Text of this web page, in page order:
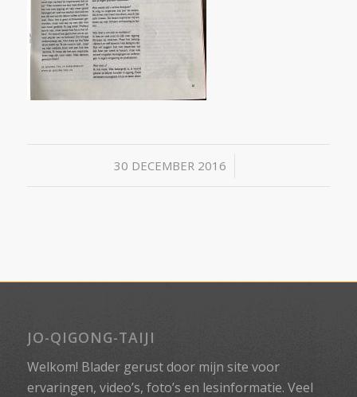
30 DECEMBER 2016
/
JO-QIGONG-TAIJI
Welkom! Blader gerust door mijn site voor
ervaringen, video’s, foto’s en lesinformatie. Veel